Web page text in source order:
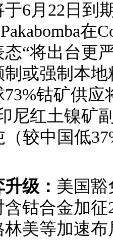
6月22日到
在
态“将出台更
或强制本
钴矿供应
尼红土镍矿
（较中国低
级​​： 美国
钴合金加征
美等加速